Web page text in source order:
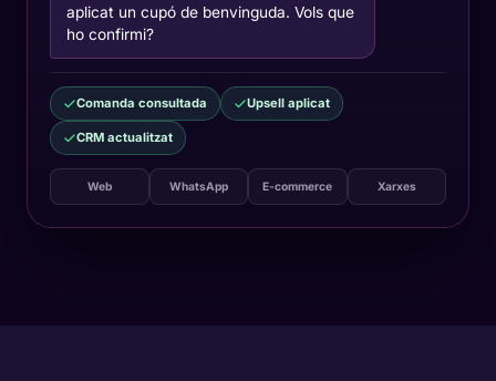
aplicat un cupó de benvinguda. Vols que
ho confirmi?
Comanda consultada Upsell aplicat
CRM actualitzat
Web WhatsApp E-commerce Xarxes